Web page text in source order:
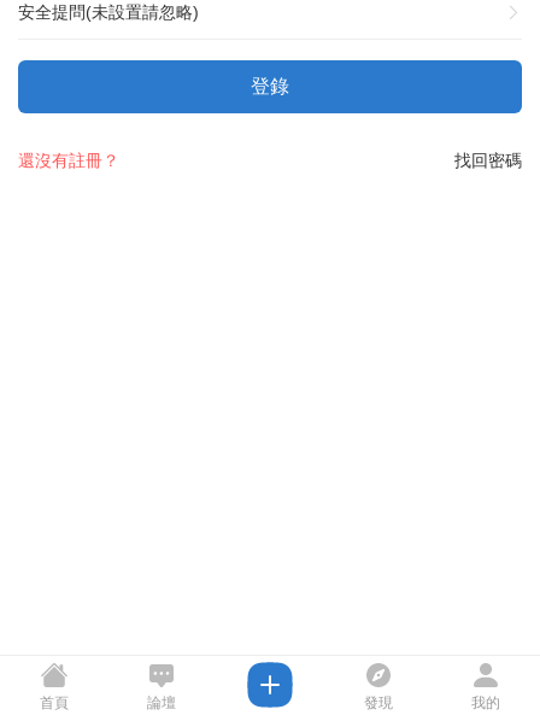
安全提問(未設置請忽略)
登錄
找回密碼
還沒有註冊？
首頁 論壇 發現 我的